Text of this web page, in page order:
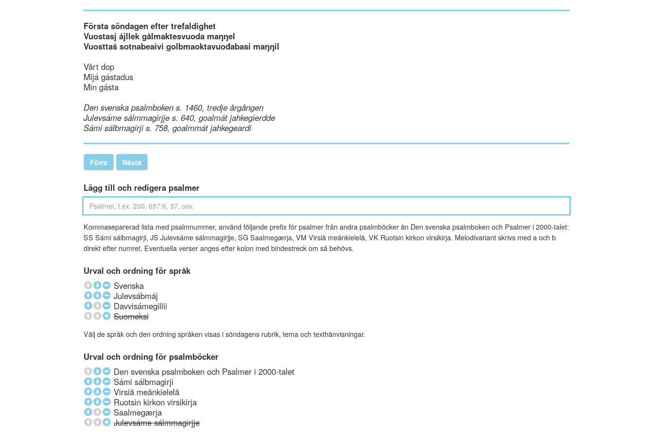
Första söndagen efter trefaldighet
Vuostasj ájllek gålmaktesvuoda maŋŋel
Vuosttaš sotnabeaivi golbmaoktavuođabasi maŋŋil
Vårt dop
Mijá gástadus
Min gásta
Den svenska psalmboken s. 1460, tredje årgången
Julevsáme sálmmagirjje s. 640, goalmát jahkegierdde
Sámi sálbmagirji s. 758, goalmmát jahkegeardi
Förra Nästa
Lägg till och redigera psalmer
Kommaseparerad lista med psalmnummer, använd följande prefix för psalmer från andra psalmböcker än Den svenska psalmboken och Psalmer i 2000-talet:
SS Sámi sálbmagirji, JS Julevsáme sálmmagirjje, SG Saalmegærja, VM Virsiä meänkielelä, VK Ruotsin kirkon virsikirja. Melodivariant skrivs med a och b
direkt efter numret. Eventuella verser anges efter kolon med bindestreck om så behövs.
Urval och ordning för språk
Svenska
Julevsábmáj
Davvisámegillii
Suomeksi
Välj de språk och den ordning språken visas i söndagens rubrik, tema och texthänvisningar.
Urval och ordning för psalmböcker
Den svenska psalmboken och Psalmer i 2000-talet
Sámi sálbmagirji
Virsiä meänkielelä
Ruotsin kirkon virsikirja
Saalmegærja
Julevsáme sálmmagirjje